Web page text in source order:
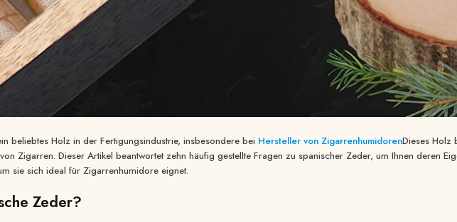
beliebtes Holz in der Fertigungsindustrie, insbesondere bei Hersteller von ZigarrenhumidorenDieses Holz
Zigarren. Dieser Artikel beantwortet zehn häufig gestellte Fragen zu spanischer Zeder, um Ihnen deren
sie sich ideal für Zigarrenhumidore eignet.
Zeder?